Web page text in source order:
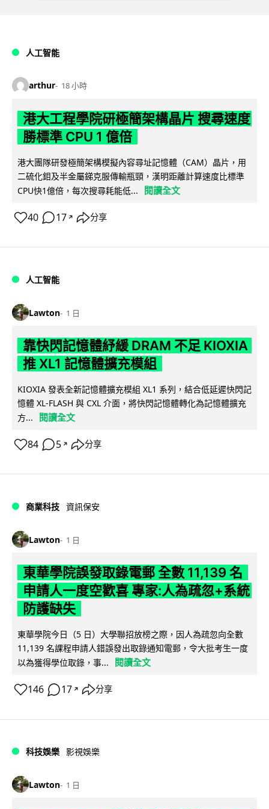
人工智能
arthur 18 小時
港大工程學院研極簡架構晶片 搜尋速度
勝標準 CPU 1 億倍
港大團隊研發極簡架構模擬內容尋址記憶體（CAM）晶片，用
二硫化鉬及半金屬銻克服傳輸瓶頸，漢明距離計算速度比標準
CPU快1億倍，每次搜尋耗能低...
閱讀全文
40 17 ↗ 分享
人工智能
Lawton 1 日
靠快閃記憶體紓緩 DRAM 不足 KIOXIA
推 XL1 記憶體擴充模組
KIOXIA 發表全新記憶體擴充模組 XL1 系列，結合低延遲快閃記
憶體 XL-FLASH 與 CXL 介面，將快閃記憶體轉化為記憶體擴充
方...
閱讀全文
84 5 ↗ 分享
商業科技 資訊保安
Lawton 1 日
東華學院誤發取錄電郵 全數 11,139 名
申請人一度空歡喜 專家:人為疏忽+系統
防護缺失
東華學院今日（5 日）大學聯招放榜之際，因人為疏忽向全數
11,139 名課程申請人錯誤發出取錄通知電郵，令大批考生一度
以為獲得學位取錄，事...
閱讀全文
146 17 ↗ 分享
科技娛樂 影視娛樂
Lawton 1 日